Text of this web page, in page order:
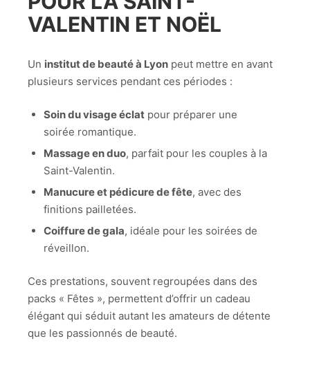
VALENTIN ET NOËL
Un institut de beauté à Lyon peut mettre en avant
plusieurs services pendant ces périodes :
Soin du visage éclatpour préparer une
soirée romantique.
Massage en duo, parfait pour les couples à la
Saint-Valentin.
Manucure et pédicure de fête, avec des
finitions pailletées.
Coiffure de gala, idéale pour les soirées de
réveillon.
Ces prestations, souvent regroupées dans des
packs « Fêtes », permettent d’offrir un cadeau
élégant qui séduit autant les amateurs de détente
que les passionnés de beauté.